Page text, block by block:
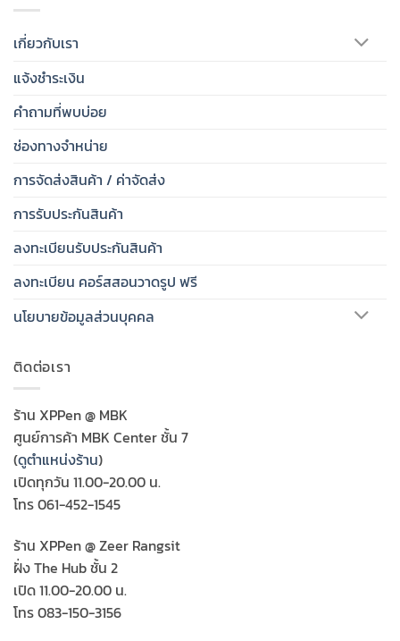
เกี่ยวกับเรา
แจ้งชำระเงิน
คำถามที่พบบ่อย
ช่องทางจำหน่าย
การจัดส่งสินค้า / ค่าจัดส่ง
การรับประกันสินค้า
ลงทะเบียนรับประกันสินค้า
ลงทะเบียน คอร์สสอนวาดรูป ฟรี
นโยบายข้อมูลส่วนบุคคล
ติดต่อเรา
ร้าน XPPen @ MBK
ศูนย์การค้า MBK Center ชั้น 7
(ดูตำแหน่งร้าน)
เปิดทุกวัน 11.00-20.00 น.
โทร 061-452-1545
ร้าน XPPen @ Zeer Rangsit
ฝั่ง The Hub ชั้น 2
เปิด 11.00-20.00 น.
โทร 083-150-3156